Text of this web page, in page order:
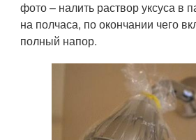
фото – налить раствор уксуса в
на полчаса, по окончании чего
полный напор.